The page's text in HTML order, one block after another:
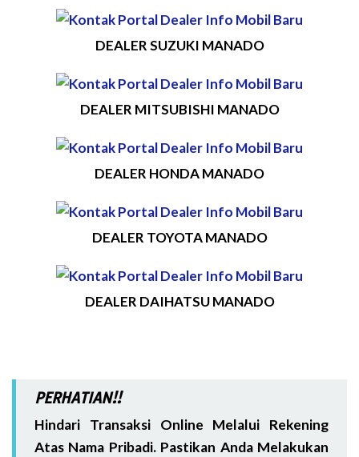
DEALER SUZUKI MANADO
DEALER MITSUBISHI MANADO
DEALER HONDA MANADO
DEALER TOYOTA MANADO
DEALER DAIHATSU MANADO
PERHATIAN!!
Hindari Transaksi Online Melalui Rekening
Atas Nama Pribadi. Pastikan Anda Melakukan